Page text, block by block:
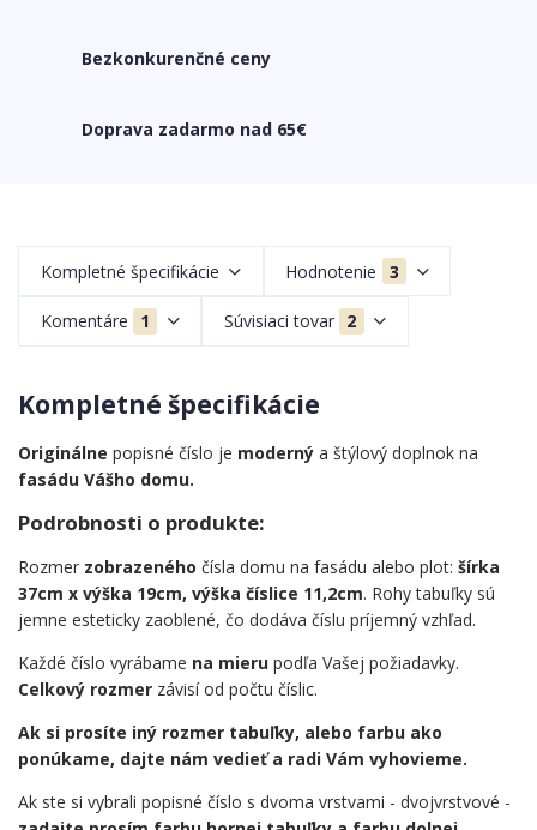
Bezkonkurenčné ceny
Doprava zadarmo nad 65€
Kompletné špecifikácie Hodnotenie 3
Komentáre 1 Súvisiaci tovar 2
Kompletné špecifikácie
Originálne popisné číslo je moderný a štýlový doplnok na
fasádu Vášho domu.
Podrobnosti o produkte:
Rozmer zobrazeného čísla domu na fasádu alebo plot: šírka
37cm x výška 19cm, výška číslice 11,2cm. Rohy tabuľky sú
jemne esteticky zaoblené, čo dodáva číslu príjemný vzhľad.
Každé číslo vyrábame na mieru podľa Vašej požiadavky.
Celkový rozmer závisí od počtu číslic.
Ak si prosíte iný rozmer tabuľky, alebo farbu ako
ponúkame, dajte nám vedieť a radi Vám vyhovieme.
Ak ste si vybrali popisné číslo s dvoma vrstvami - dvojvrstvové -